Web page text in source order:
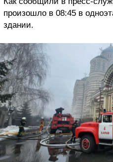
произошло в 08:45 в
здании.